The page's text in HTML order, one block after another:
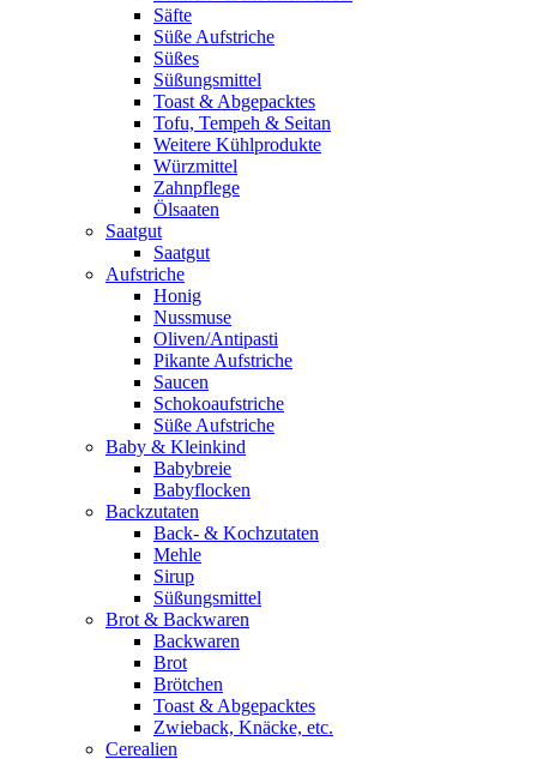
Säfte
Süße Aufstriche
Süßes
Süßungsmittel
Toast & Abgepacktes
Tofu, Tempeh & Seitan
Weitere Kühlprodukte
Würzmittel
Zahnpflege
Ölsaaten
Saatgut
Saatgut
Aufstriche
Honig
Nussmuse
Oliven/Antipasti
Pikante Aufstriche
Saucen
Schokoaufstriche
Süße Aufstriche
Baby & Kleinkind
Babybreie
Babyflocken
Backzutaten
Back- & Kochzutaten
Mehle
Sirup
Süßungsmittel
Brot & Backwaren
Backwaren
Brot
Brötchen
Toast & Abgepacktes
Zwieback, Knäcke, etc.
Cerealien